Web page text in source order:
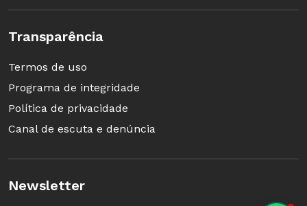
Transparência
Termos de uso
Programa de integridade
Política de privacidade
Canal de escuta e denúncia
Newsletter